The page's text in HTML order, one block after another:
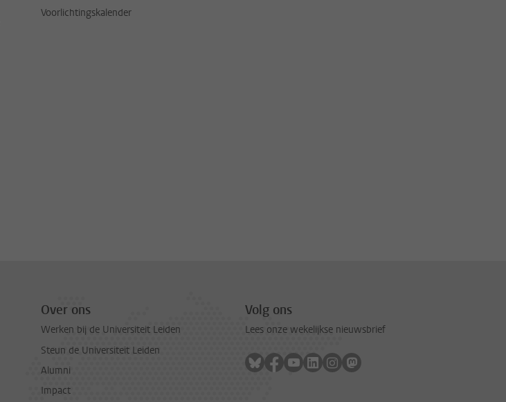
Voorlichtingskalender
Over ons
Werken bij de Universiteit Leiden
Steun de Universiteit Leiden
Alumni
Impact
Volg ons
Lees onze wekelijkse nieuwsbrief
Volg ons op bluesky
Volg ons op facebook
Volg ons op youtube
Volg ons op linkedin
Volg ons op instagram
Volg ons op mastodon